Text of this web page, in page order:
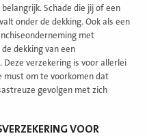
Schade die jij of een
onder de dekking. Ook als een
met
dekking van een
verzekering is voor allerlei
must om te voorkomen dat
gevolgen met zich
VOOR